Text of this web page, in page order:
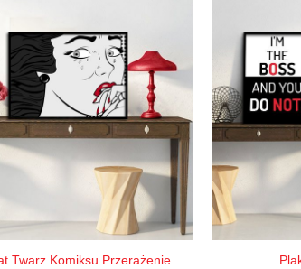
Twarz Komiksu Przerażenie